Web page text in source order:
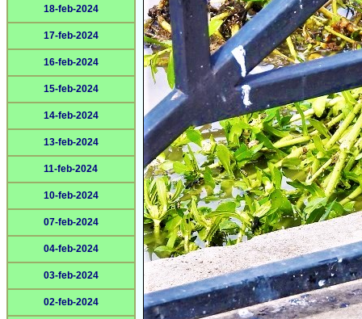
18-feb-2024
17-feb-2024
16-feb-2024
15-feb-2024
14-feb-2024
13-feb-2024
11-feb-2024
10-feb-2024
07-feb-2024
04-feb-2024
03-feb-2024
02-feb-2024